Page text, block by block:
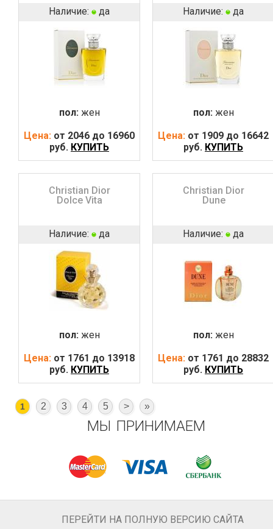
Наличие: да
пол: жен
Цена: от 2046 до 16960
руб. КУПИТЬ
Наличие: да
пол: жен
Цена: от 1909 до 16642
руб. КУПИТЬ
Christian Dior
Dolce Vita
Наличие: да
пол: жен
Цена: от 1761 до 13918
руб. КУПИТЬ
Christian Dior
Dune
Наличие: да
пол: жен
Цена: от 1761 до 28832
руб. КУПИТЬ
1 2 3 4 5 > »
МЫ ПРИНИМАЕМ
ПЕРЕЙТИ НА ПОЛНУЮ ВЕРСИЮ САЙТА